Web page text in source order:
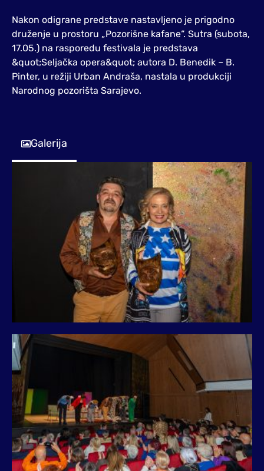
Nakon odigrane predstave nastavljeno je prigodno
druženje u prostoru „Pozorišne kafane“. Sutra (subota,
17.05.) na rasporedu festivala je predstava
&quot;Seljačka opera&quot; autora D. Benedik – B.
Pinter, u režiji Urban Andraša, nastala u produkciji
Narodnog pozorišta Sarajevo.
Galerija